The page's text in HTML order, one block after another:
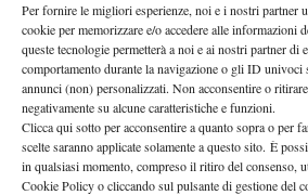
Per fornire le migliori esperienze, noi e i nostri partner
cookie per memorizzare e/o accedere alle informazioni
queste tecnologie permetterà a noi e ai nostri partner di
comportamento durante la navigazione o gli ID univoci
annunci (non) personalizzati. Non acconsentire o
negativamente su alcune caratteristiche e funzioni.
Clicca qui sotto per acconsentire a quanto sopra o per
scelte saranno applicate solamente a questo sito. È
in qualsiasi momento, compreso il ritiro del consenso,
Cookie Policy o cliccando sul pulsante di gestione del
diverso però, fortunatamente, dagli altri
che si trovano spesso in giro per il
raggiunto unanuova serenità interioree
durante il resto della stagione americana
su Errani (2 volte), Vinci e Keys non
dalle sconfitte contro Radwanska (a
Sharapova (Us Open), in quanto il livello